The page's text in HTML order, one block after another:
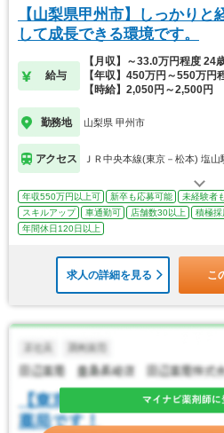
【山梨県甲州市】しっかりと
して成長できる環境です。
給与
【月収】～33.0万円程度 24
【年収】450万円～550万円
【時給】2,050円～2,500円
勤務地 山梨県 甲州市
アクセス ＪＲ中央本線(東京－松本) 塩山
年収550万円以上可 新卒も応募可能 未経験者
スキルアップ
車通勤可 店舗数30以上 積極採
年間休日120日以上
求人の詳細を見る こ